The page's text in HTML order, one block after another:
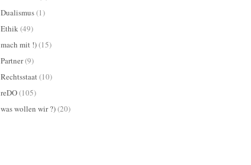
Dualismus(1)
Ethik(49)
mach mit !)(15)
Partner(9)
Rechtsstaat(10)
reDO(105)
was wollen wir ?)(20)